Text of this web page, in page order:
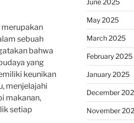
merupakan
sebuah
bahwa
yang
keunikan
menjelajahi
makanan,
setiap
May 2025
March 2025
February 2025
January 2025
December
November